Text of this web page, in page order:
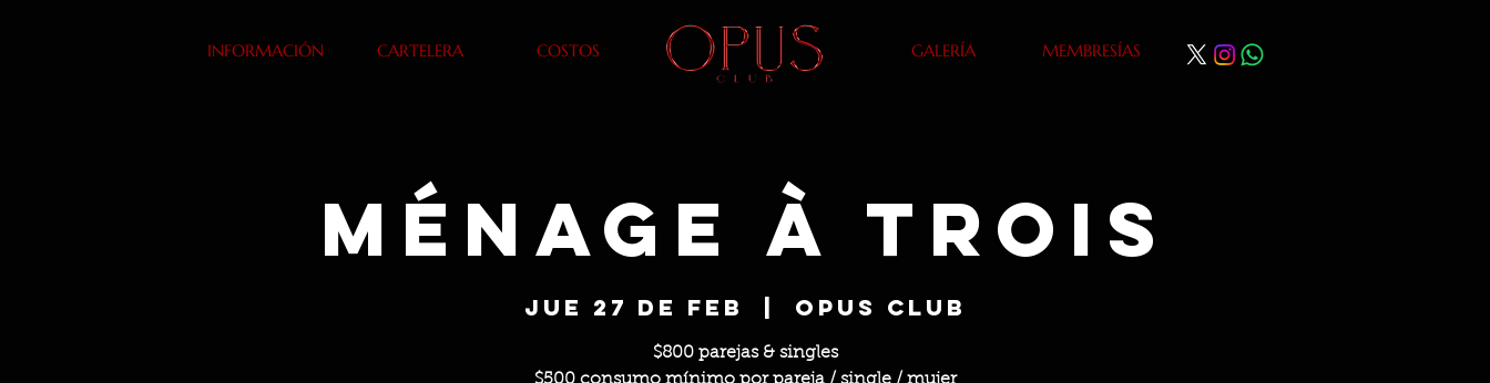
INFORMACIÓN CARTELERA COSTOS GALERÍA MEMBRESÍAS
Ménage à Trois
jue 27 de feb OPUS Club
$800 parejas & singles